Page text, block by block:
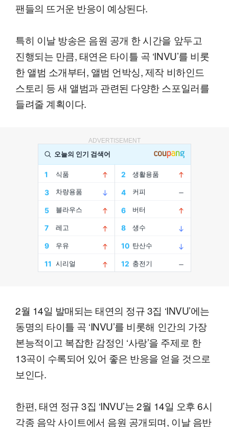
팬들의 뜨거운 반응이 예상된다.
특히 이날 방송은 음원 공개 한 시간을 앞두고
진행되는 만큼, 태연은 타이틀 곡 ‘INVU’를 비롯
한 앨범 소개부터, 앨범 언박싱, 제작 비하인드
스토리 등 새 앨범과 관련된 다양한 스포일러를
들려줄 계획이다.
ADVERTISEMENT
2월 14일 발매되는 태연의 정규 3집 ‘INVU’에는
동명의 타이틀 곡 ‘INVU’를 비롯해 인간의 가장
본능적이고 복잡한 감정인 ‘사랑’을 주제로 한
13곡이 수록되어 있어 좋은 반응을 얻을 것으로
보인다.
한편, 태연 정규 3집 ‘INVU’는 2월 14일 오후 6시
각종 음악 사이트에서 음원 공개되며, 이날 음반